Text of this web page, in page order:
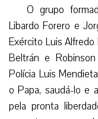
O grupo
Libardo Forero e
Exército Luis Alfredo
Beltrán e
Polícia Luis
o Papa, saudá-lo e
pela pronta